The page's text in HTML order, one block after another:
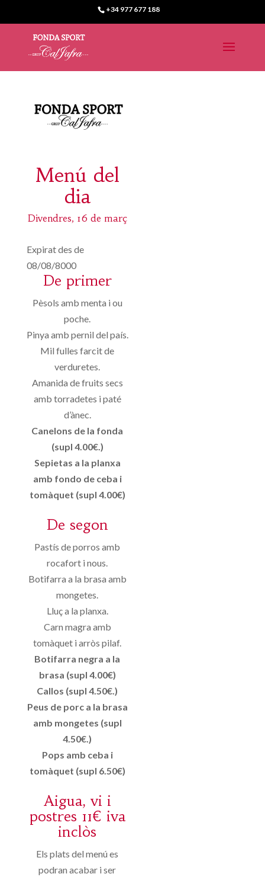
+34 977 677 188
Menú del
dia
Divendres, 16 de març
Expirat des de
08/08/8000
De primer
Pèsols amb menta i ou
poche.
Pinya amb pernil del país.
Mil fulles farcit de
verduretes.
Amanida de fruits secs
amb torradetes i paté
d’ànec.
Canelons de la fonda
(supl 4.00€.)
Sepietas a la planxa
amb fondo de ceba i
tomàquet (supl 4.00€)
De segon
Pastís de porros amb
rocafort i nous.
Botifarra a la brasa amb
mongetes.
Lluç a la planxa.
Carn magra amb
tomàquet i arròs pilaf.
Botifarra negra a la
brasa (supl 4.00€)
Callos (supl 4.50€.)
Peus de porc a la brasa
amb mongetes (supl
4.50€.)
Pops amb ceba i
tomàquet (supl 6.50€)
Aigua, vi i
postres 11€ iva
inclòs
Els plats del menú es
podran acabar i ser